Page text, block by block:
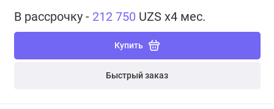
В рассрочку - 212 750 UZS x4 мес.
Купить
Быстрый заказ